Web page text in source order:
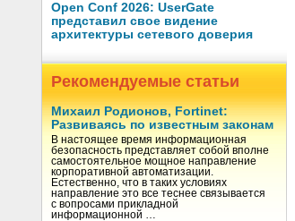
Open Conf 2026: UserGate
представил свое видение
архитектуры сетевого доверия
Рекомендуемые статьи
Михаил Родионов, Fortinet:
Развиваясь по известным законам
В настоящее время информационная
безопасность представляет собой вполне
самостоятельное мощное направление
корпоративной автоматизации.
Естественно, что в таких условиях
направление это все теснее связывается
с вопросами прикладной
информационной …